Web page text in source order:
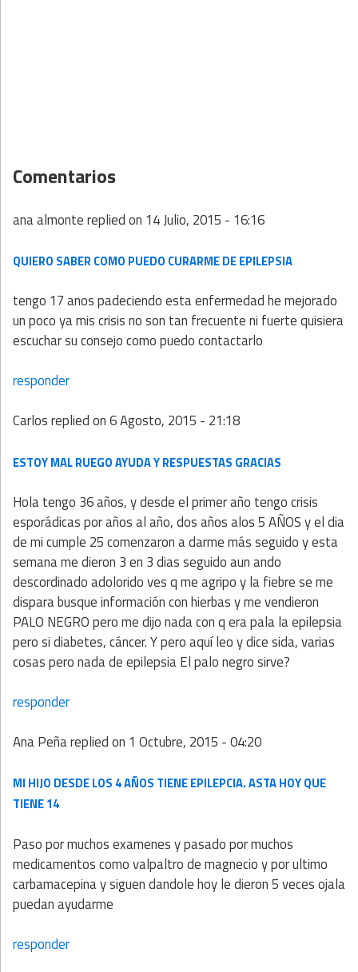
Comentarios
ana almontereplied on 14 Julio, 2015 - 16:16
QUIERO SABER COMO PUEDO CURARME DE EPILEPSIA
tengo 17 anos padeciendo esta enfermedad he mejorado
un poco ya mis crisis no son tan frecuente ni fuerte quisiera
escuchar su consejo como puedo contactarlo
responder
Carlosreplied on6 Agosto, 2015 - 21:18
ESTOY MAL RUEGO AYUDA Y RESPUESTAS GRACIAS
Hola tengo 36 años, y desde el primer año tengo crisis
esporádicas por años al año, dos años alos 5 AÑOS y el dia
de mi cumple 25 comenzaron a darme más seguido y esta
semana me dieron 3 en 3 dias seguido aun ando
descordinado adolorido ves q me agripo y la fiebre se me
dispara busque información con hierbas y me vendieron
PALO NEGRO pero me dijo nada con q era pala la epilepsia
pero si diabetes, cáncer. Y pero aquí leo y dice sida, varias
cosas pero nada de epilepsia El palo negro sirve?
responder
Ana Peñareplied on 1 Octubre, 2015 - 04:20
MI HIJO DESDE LOS 4 AÑOS TIENE EPILEPCIA. ASTA HOY QUE
TIENE 14
Paso por muchos examenes y pasado por muchos
medicamentos como valpaltro de magnecio y por ultimo
carbamacepina y siguen dandole hoy le dieron 5 veces ojala
puedan ayudarme
responder